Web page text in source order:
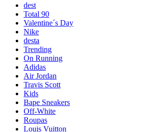
dest
Total 90
Valentine´s Day
Nike
desta
Trending
On Running
Adidas
Air Jordan
Travis Scott
Kids
Bape Sneakers
Off-White
Roupas
Louis Vuitton